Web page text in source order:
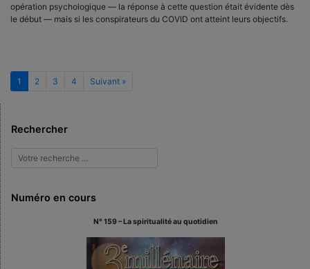
opération psychologique — la réponse à cette question était évidente dès
le début — mais si les conspirateurs du COVID ont atteint leurs objectifs.
1 2 3 4 Suivant »
Rechercher
Numéro en cours
N° 159 – La spiritualité au quotidien